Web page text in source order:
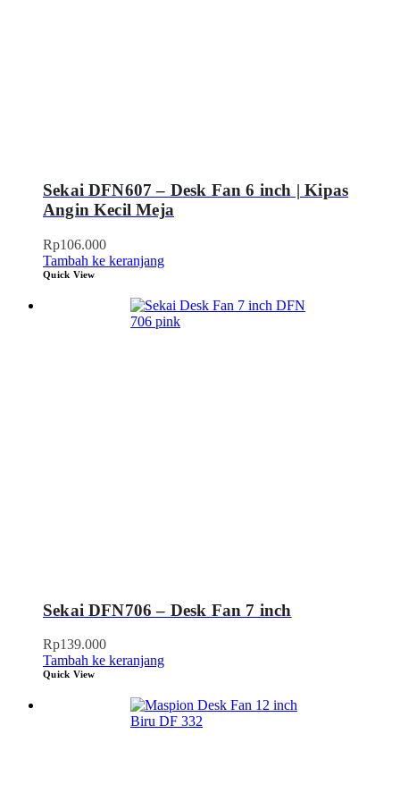
Sekai DFN607 – Desk Fan 6 inch | Kipas
Angin Kecil Meja
Rp106.000
Tambah ke keranjang
Quick View
Sekai DFN706 – Desk Fan 7 inch
Rp139.000
Tambah ke keranjang
Quick View